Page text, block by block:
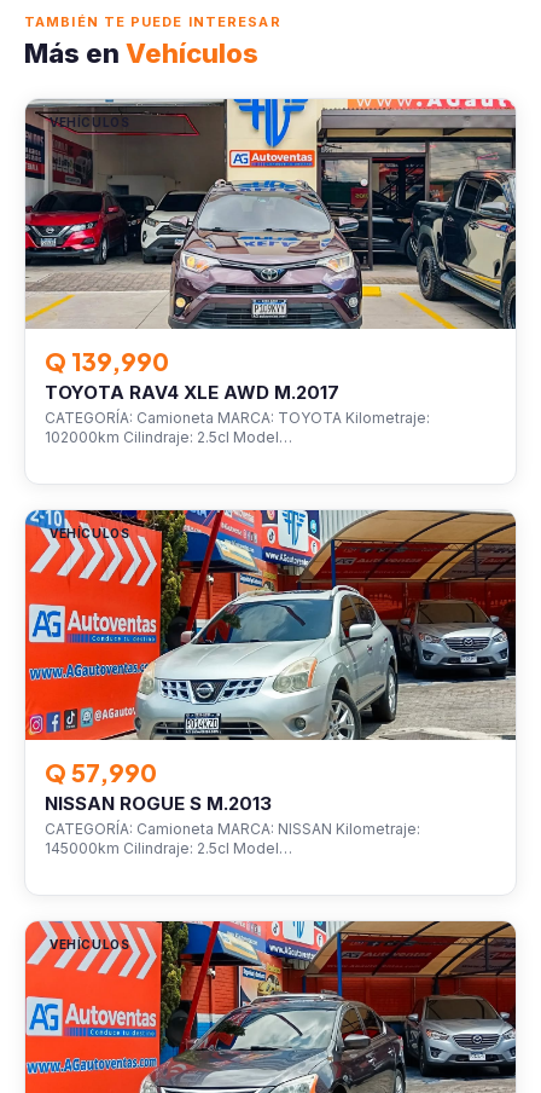
TAMBIÉN TE PUEDE INTERESAR
Más en Vehículos
VEHÍCULOS
Q 139,990
TOYOTA RAV4 XLE AWD M.2017
CATEGORÍA: Camioneta MARCA: TOYOTA Kilometraje:
102000km Cilindraje: 2.5cl Model…
VEHÍCULOS
Q 57,990
NISSAN ROGUE S M.2013
CATEGORÍA: Camioneta MARCA: NISSAN Kilometraje:
145000km Cilindraje: 2.5cl Model…
VEHÍCULOS